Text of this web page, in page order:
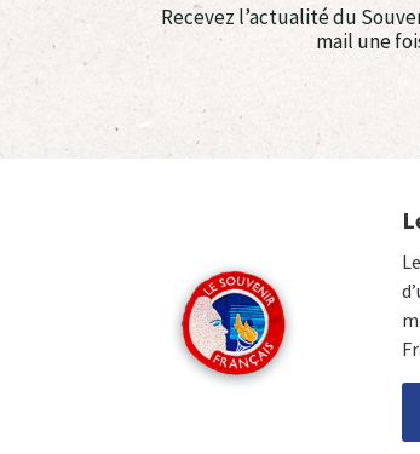
Recevez l’actualité du
mail une